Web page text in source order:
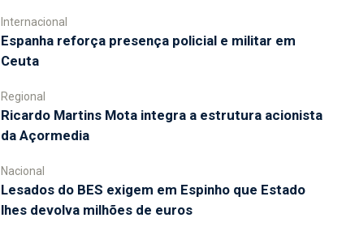
Internacional
Espanha reforça presença policial e militar em
Ceuta
Regional
Ricardo Martins Mota integra a estrutura acionista
da Açormedia
Nacional
Lesados do BES exigem em Espinho que Estado
lhes devolva milhões de euros